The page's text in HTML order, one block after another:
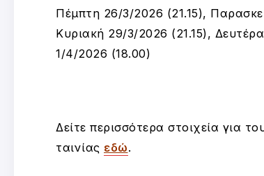
Πέμπτη 26/3/2026 (21.15),
Κυριακή 29/3/2026 (21.15),
1/4/2026 (18.00)
Δείτε περισσότερα στοιχεία για
ταινίας εδώ.